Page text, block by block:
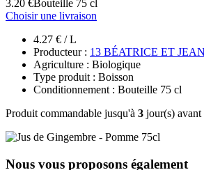
3.20 €Bouteille 75 cl
Choisir une livraison
4.27 € / L
Producteur : 13 BÉATRICE ET
Agriculture : Biologique
Type produit : Boisson
Conditionnement : Bouteille 75 cl
Produit commandable jusqu'à 3 jour(s)
Nous vous proposons également